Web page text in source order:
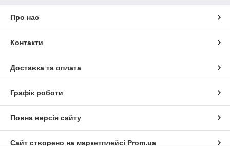
Про нас
Контакти
Доставка та оплата
Графік роботи
Повна версія сайту
Сайт створено на маркетплейсі Prom.ua